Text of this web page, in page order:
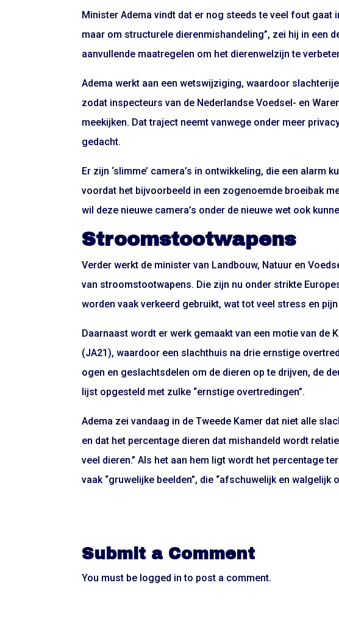
Minister Adema vindt dat er nog steeds te veel fout gaat
maar om structurele dierenmishandeling”, zei hij in een
aanvullende maatregelen om het dierenwelzijn te
Adema werkt aan een wetswijziging, waardoor
zodat inspecteurs van de Nederlandse Voedsel- en
meekijken. Dat traject neemt vanwege onder meer
gedacht.
Er zijn ‘slimme’ camera’s in ontwikkeling, die een alarm
voordat het bijvoorbeeld in een zogenoemde broeibak
wil deze nieuwe camera’s onder de nieuwe wet ook
Stroomstootwapens
Verder werkt de minister van Landbouw, Natuur en
van stroomstootwapens. Die zijn nu onder strikte
worden vaak verkeerd gebruikt, wat tot veel stress en
Daarnaast wordt er werk gemaakt van een motie van de
(JA21), waardoor een slachthuis na drie ernstige
ogen en geslachtsdelen om de dieren op te drijven, de
lijst opgesteld met zulke “ernstige overtredingen”.
Adema zei vandaag in de Tweede Kamer dat niet alle
en dat het percentage dieren dat mishandeld wordt
veel dieren.” Als het aan hem ligt wordt het percentage
vaak “gruwelijke beelden”, die “afschuwelijk en walgelijk
Submit a Comment
You must be logged in to post a comment.